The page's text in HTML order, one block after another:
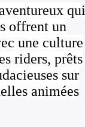
qui
offrent un
une culture
riders, prêts
sur
animées